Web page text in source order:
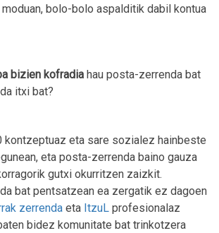
bolo-bolo aspalditik dabil kontua
bizien kofradia hau posta-zerrenda bat
itxi bat?
kontzeptuaz eta sare sozialez hainbeste
eta posta-zerrenda baino gauza
gutxi okurritzen zaizkit.
bat pentsatzean ea zergatik ez dagoen
zerrenda eta ItzuL profesionalaz
bidez komunitate bat trinkotzera